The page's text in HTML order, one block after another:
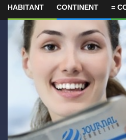
HABITANT CONTINENT =